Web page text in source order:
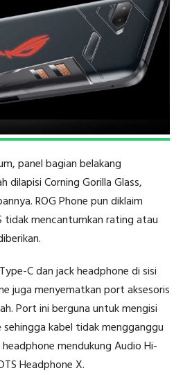
panel bagian belakang
dilapisi Corning Gorilla Glass,
ROG Phone pun diklaim
tidak mencantumkan rating atau
C dan jack headphone di sisi
juga menyematkan port aksesoris
Port ini berguna untuk mengisi
kabel tidak mengganggu
mendukung Audio Hi-
Headphone X.